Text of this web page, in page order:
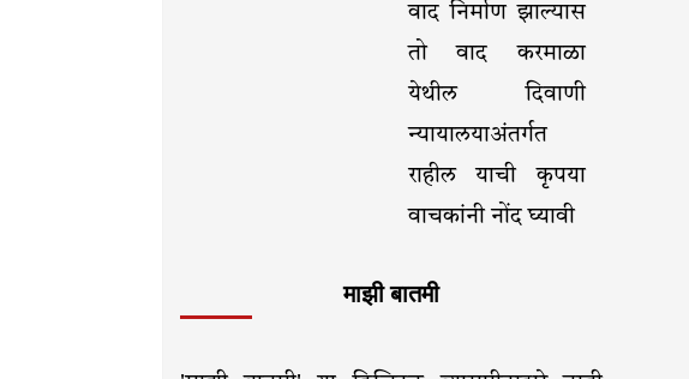
वाद निर्माण झाल्यास
तो वाद करमाळा
येथील दिवाणी
न्यायालयाअंतर्गत
राहील याची कृपया
वाचकांनी नोंद घ्यावी
माझी बातमी